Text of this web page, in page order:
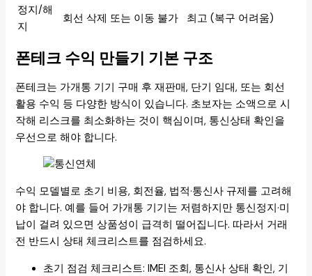
정지/해
지
회선 삭제 또는 이동 불가 최고 (복구 어려움)
폰테크 수익 만들기 기본 구조
폰테크는 가개통 기기 구매 후 재판매, 단기 임대, 또는 회선
활용 수익 등 다양한 방식이 있습니다. 초보자는 소액으로 시
작해 리스크를 최소화하는 것이 핵심이며, 통신상태 확인을
우선으로 해야 합니다.
수익 모델별로 초기 비용, 회전율, 법적·통신사 규제를 고려해
야 합니다. 예를 들어 가개통 기기는 저렴하지만 통신정지·미
납이 걸려 있으면 상품성이 급격히 떨어집니다. 따라서 거래
전 반드시 상태 체크리스트를 점검하세요.
초기 점검 체크리스트: IMEI 조회, 통신사 상태 확인, 기